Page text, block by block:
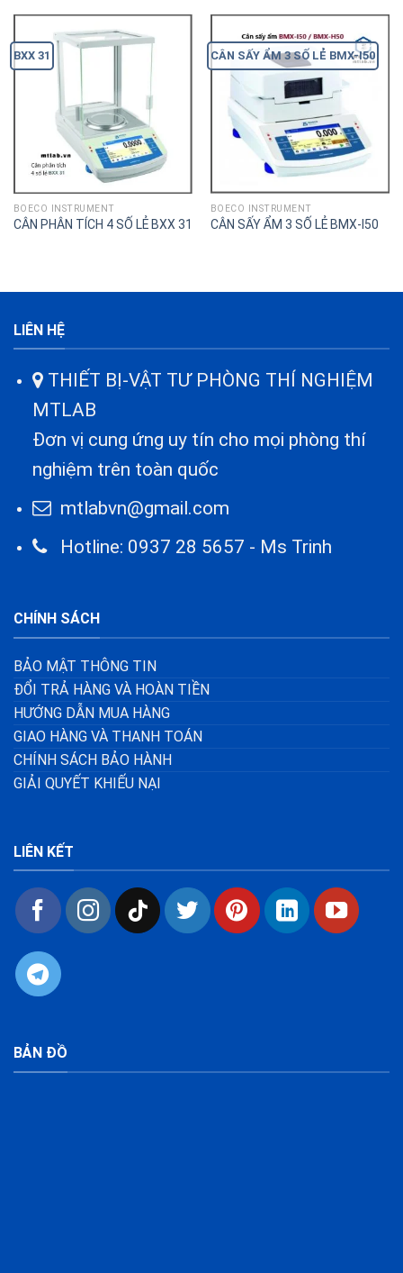
BXX 31
BOECO INSTRUMENT
CÂN PHÂN TÍCH 4 SỐ LẺ BXX 31
CÂN SẤY ẨM 3 SỐ LẺ BMX-I50
BOECO INSTRUMENT
CÂN SẤY ẨM 3 SỐ LẺ BMX-I50
LIÊN HỆ
THIẾT BỊ-VẬT TƯ PHÒNG THÍ NGHIỆM
MTLAB
Đơn vị cung ứng uy tín cho mọi phòng thí
nghiệm trên toàn quốc
mtlabvn@gmail.com
Hotline: 0937 28 5657 - Ms Trinh
CHÍNH SÁCH
BẢO MẬT THÔNG TIN
ĐỔI TRẢ HÀNG VÀ HOÀN TIỀN
HƯỚNG DẪN MUA HÀNG
GIAO HÀNG VÀ THANH TOÁN
CHÍNH SÁCH BẢO HÀNH
GIẢI QUYẾT KHIẾU NẠI
LIÊN KẾT
BẢN ĐỒ